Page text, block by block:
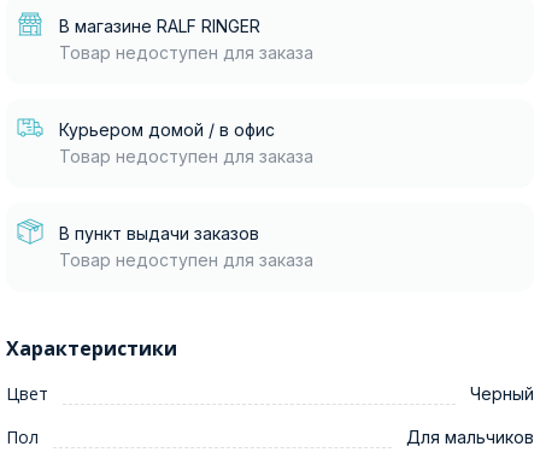
В магазине RALF RINGER
Товар недоступен для заказа
Курьером домой / в офис
Товар недоступен для заказа
В пункт выдачи заказов
Товар недоступен для заказа
Характеристики
Цвет Черный
Пол Для мальчиков